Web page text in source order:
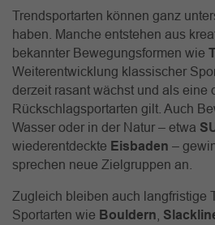
Trendsportarten können ganz
haben. Manche entstehen aus
bekannter Bewegungsformen wie
Weiterentwicklung klassischer
derzeit rasant wächst und als eine
Rückschlagsportarten gilt. Auch
Wasser oder in der Natur – etwa
wiederentdeckte Eisbaden –
sprechen neue Zielgruppen an.
Zugleich bleiben auch langfristige
Sportarten wie Bouldern